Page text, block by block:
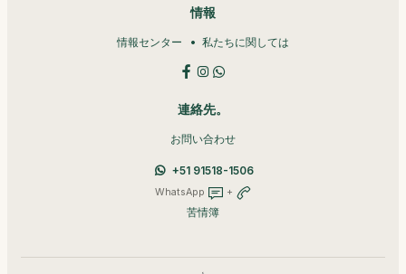
情報
情報センター 私たちに関しては
連絡先。
お問い合わせ
+51 91518-1506
WhatsApp +
苦情簿